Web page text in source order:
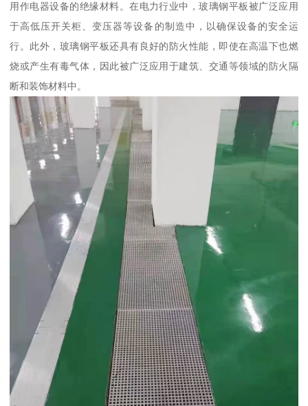
用作电器设备的绝缘材料。在电力行业中，玻璃钢平板被广泛应用
于高低压开关柜、变压器等设备的制造中，以确保设备的安全运
行。此外，玻璃钢平板还具有良好的防火性能，即使在高温下也燃
烧或产生有毒气体，因此被广泛应用于建筑、交通等领域的防火隔
断和装饰材料中。